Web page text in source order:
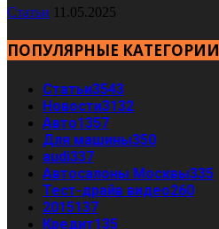
Статьи 11.05.2025
ПОПУЛЯРНЫЕ КАТЕГОРИИ
Статьи3543
Новости3132
Авто1357
Для машины350
audi337
Автосалоны Москвы335
Тест-драйв видео260
2015137
Кредит135